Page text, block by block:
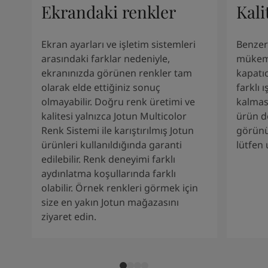
Ekrandaki renkler
Ekran ayarları ve işletim sistemleri
arasındaki farklar nedeniyle,
ekranınızda görünen renkler tam
olarak elde ettiğiniz sonuç
olmayabilir. Doğru renk üretimi ve
kalitesi yalnızca Jotun Multicolor
Renk Sistemi ile karıştırılmış Jotun
ürünleri kullanıldığında garanti
edilebilir. Renk deneyimi farklı
aydınlatma koşullarında farklı
olabilir. Örnek renkleri görmek için
size en yakın Jotun mağazasını
ziyaret edin.
farklı
ürün
lütfen